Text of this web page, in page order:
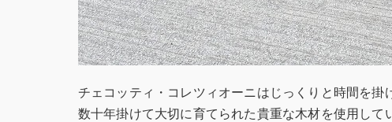
チェコッティ・コレツィオーニはじっくりと時間を掛
数十年掛けて大切に育てられた貴重な木材を使用して